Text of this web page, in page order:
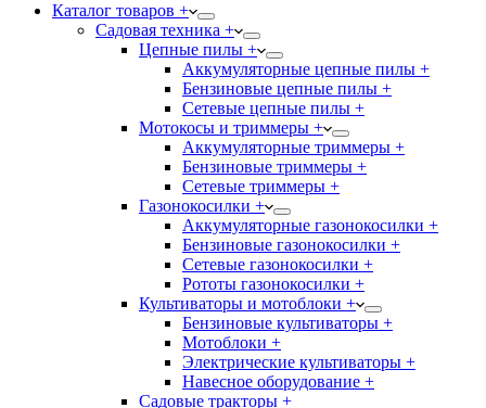
Каталог товаров +
Садовая техника +
Цепные пилы +
Аккумуляторные цепные пилы +
Бензиновые цепные пилы +
Сетевые цепные пилы +
Мотокосы и триммеры +
Аккумуляторные триммеры +
Бензиновые триммеры +
Сетевые триммеры +
Газонокосилки +
Аккумуляторные газонокосилки +
Бензиновые газонокосилки +
Сетевые газонокосилки +
Рототы газонокосилки +
Культиваторы и мотоблоки +
Бензиновые культиваторы +
Мотоблоки +
Электрические культиваторы +
Навесное оборудование +
Садовые тракторы +